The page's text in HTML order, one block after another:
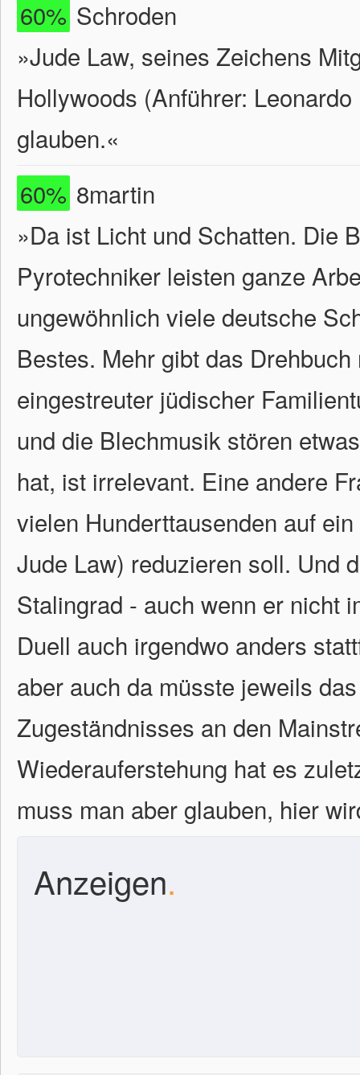
60% Schroden
»Jude Law, seines Zeichens
Hollywoods (Anführer:
glauben.«
60% 8martin
»Da ist Licht und Schatten. Die
Pyrotechniker leisten ganze
ungewöhnlich viele deutsche
Bestes. Mehr gibt das
eingestreuter jüdischer
und die Blechmusik stören
hat, ist irrelevant. Eine andere
vielen Hunderttausenden auf
Jude Law) reduzieren soll. Und
Stalingrad - auch wenn er nicht
Duell auch irgendwo anders
aber auch da müsste jeweils
Zugeständnisses an den
Wiederauferstehung hat es
muss man aber glauben, hier
Anzeigen.